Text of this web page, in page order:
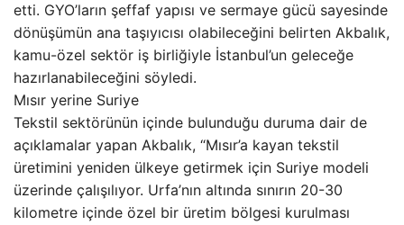
etti. GYO’ların şeffaf yapısı ve sermaye gücü sayesinde
dönüşümün ana taşıyıcısı olabileceğini belirten Akbalık,
kamu-özel sektör iş birliğiyle İstanbul’un geleceğe
hazırlanabileceğini söyledi.
Mısır yerine Suriye
Tekstil sektörünün içinde bulunduğu duruma dair de
açıklamalar yapan Akbalık, “Mısır’a kayan tekstil
üretimini yeniden ülkeye getirmek için Suriye modeli
üzerinde çalışılıyor. Urfa’nın altında sınırın 20-30
kilometre içinde özel bir üretim bölgesi kurulması